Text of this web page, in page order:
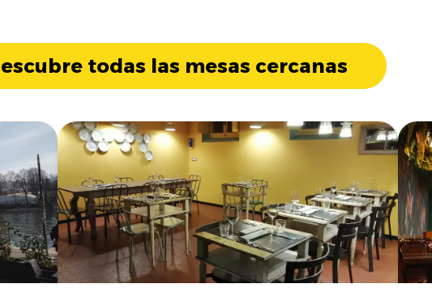
todas las mesas cercanas